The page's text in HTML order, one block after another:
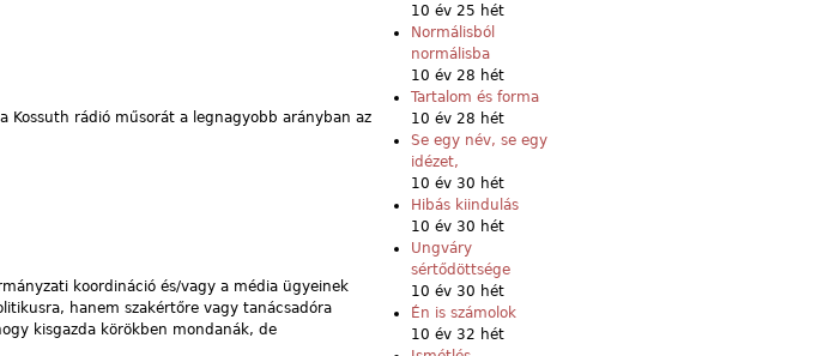
Kossuth rádió műsorát a legnagyobb arányban az
koordináció és/vagy a média ügyeinek
hanem szakértőre vagy tanácsadóra
kisgazda körökben mondanák, de
10 év 25 hét
Normálisból
normálisba
10 év 28 hét
Tartalom és forma
10 év 28 hét
Se egy név, se egy
idézet,
10 év 30 hét
Hibás kiindulás
10 év 30 hét
Ungváry
sértődöttsége
10 év 30 hét
Én is számolok
10 év 32 hét